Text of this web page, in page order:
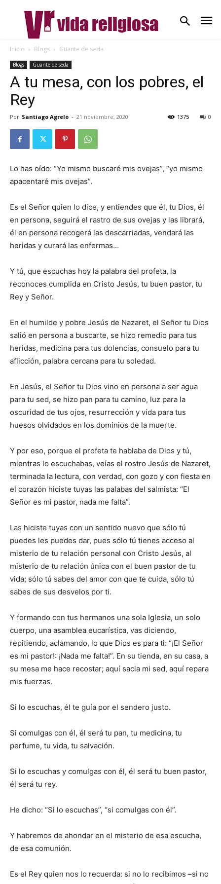
Inicio Blogs Guante de seda
Blogs Guante de seda
A tu mesa, con los pobres, el
Rey
Por Santiago Agrelo - 21 noviembre, 2020 0
1375
Lo has oído: “Yo mismo buscaré mis ovejas”, “yo mismo
apacentaré mis ovejas”.
Es el Señor quien lo dice, y entiendes que él, tu Dios, él
en persona, seguirá el rastro de sus ovejas y las librará,
él en persona recogerá las descarriadas, vendará las
heridas y curará las enfermas…
Y tú, que escuchas hoy la palabra del profeta, la
reconoces cumplida en Cristo Jesús, tu buen pastor, tu
Rey y Señor.
En el humilde y pobre Jesús de Nazaret, el Señor tu Dios
salió en persona a buscarte, se hizo remedio para tus
heridas, medicina para tus dolencias, consuelo para tu
aflicción, palabra cercana para tu soledad.
En Jesús, el Señor tu Dios vino en persona a ser agua
para tu sed, se hizo pan para tu camino, luz para la
oscuridad de tus ojos, resurrección y vida para tus
huesos olvidados en los dominios de la muerte.
Y por eso, porque el profeta te hablaba de Dios y tú,
mientras lo escuchabas, veías el rostro Jesús de Nazaret,
terminada la lectura, con verdad, con gozo y con fiesta en
el corazón hiciste tuyas las palabas del salmista: “El
Señor es mi pastor, nada me falta”.
Las hiciste tuyas con un sentido nuevo que sólo tú
puedes les puedes dar, pues sólo tú tienes acceso al
misterio de tu relación personal con Cristo Jesús, al
misterio de tu relación única con el buen pastor de tu
vida; sólo tú sabes del amor con que te cuida, sólo tú
sabes de sus desvelos por ti.
Y formando con tus hermanos una sola Iglesia, un solo
cuerpo, una asamblea eucarística, vas diciendo,
repitiendo, aclamando, lo que Dios es para ti: “¡El Señor
es mi pastor!: ¡Nada me falta!”. En su tienda, en su casa, a
su mesa me hace recostar; aquí sacia mi sed, aquí repara
mis fuerzas.
Si lo escuchas, él te guía por el sendero justo.
Si comulgas con él, él será tu pan, tu medicina, tu
perfume, tu vida, tu salvación.
Si lo escuchas y comulgas con él, él será tu buen pastor,
él será tu rey.
He dicho: “Si lo escuchas”, “si comulgas con él”.
Y habremos de ahondar en el misterio de esa escucha,
de esa comunión.
Es el Rey quien nos lo recuerda: si no lo recibimos –si no